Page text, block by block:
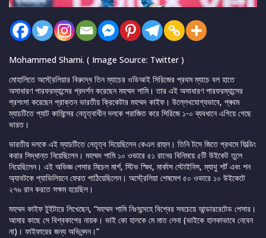
Mohammed Shami. ( Image Source: Twitter )
মোহালিতে অস্ট্রেলিয়ার বিরুদ্ধে তিন ম্যাচের ওডিআই সিরিজের প্রথম ম্যাচে বল হাতে
অসাধারণ পারফরম্যান্সের প্রদর্শন করেছেন মহম্মদ শামি। তার এই অসাধারণ পারফরম্যান্সের
প্রশংসা করেছেন প্রাক্তন ভারতীয় ক্রিকেটার মহম্মদ কাইফ। উল্লেখযোগ্যভাবে, প্ৰথম
ম্যাচটিতে প্যাট কামিন্সের নেতৃত্বাধীন দলকে পরাজিত করে সিরিজে ১-০ ব্যবধানে এগিয়ে গেছে
ভারত।
ভারতীয় দলকে এই ম্যাচটিতে নেতৃত্ব দিয়েছিলেন কেএল রাহুল। তিনি টসে জিতে প্রথমে ফিল্ডিং
করার সিদ্ধান্ত নিয়েছিলেন। মহম্মদ শামি ১০ ওভারে ৫১ রানের বিনিময়ে ৫টি উইকেট তুলে
নিয়েছিলেন। এই অভিজ্ঞ পেসার মিচেল মার্শ, স্টিভ স্মিথ, মার্কাস স্টোইনিস, ম্যাথু শর্ট এবং শন
অ্যাবটকে প্যাভিলিয়নে ফেরত পাঠিয়েছিলেন। অস্ট্রেলিয়া শেষমেশ ৫০ ওভারে ১০ উইকেটে
২৭৬ রান করতে সক্ষম হয়েছিল।
মহম্মদ কাইফ টুইটারে লিখেছেন, “মহম্মদ শামি নিঃসন্দেহে বিশ্বের সবচেয়ে আন্ডাররেটেড পেসার।
আমার কাছে সে বিশ্বকাপের নায়ক। ভাই কো হালকে মে মাত লেনা (ভাইকে হালকাভাবে নেবেন
না)। ফাইফারের জন্য অভিনন্দন।”